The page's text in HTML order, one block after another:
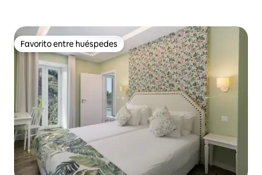
Favorito entre huéspedes
Favorito entre huéspedes